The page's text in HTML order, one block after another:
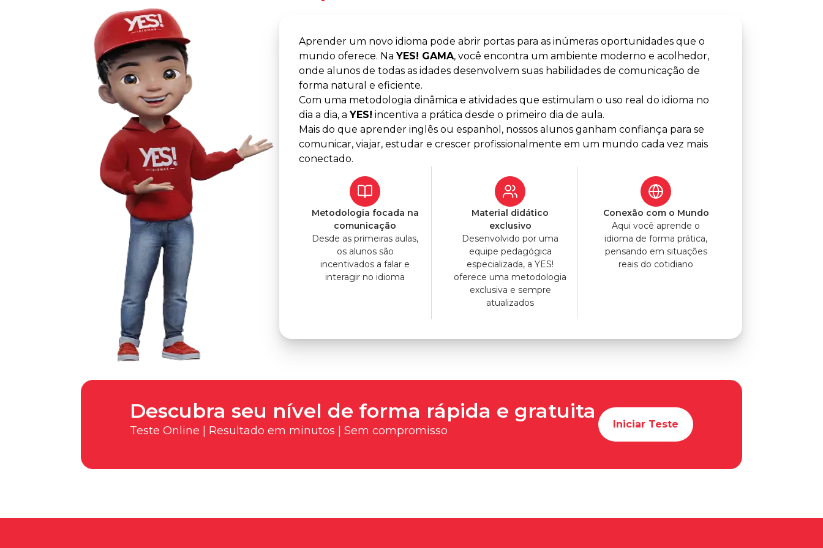
Aprender um novo idioma pode abrir portas para as inúmeras oportunidades que o
mundo oferece. NaYES! GAMA, você encontra um ambiente moderno e acolhedor,
onde alunos de todas as idades desenvolvem suas habilidades de comunicação de
forma natural e eficiente.
Com uma metodologia dinâmica e atividades que estimulam o uso real do idioma no
dia a dia, aYES! incentiva a prática desde o primeiro dia de aula.
Mais do que aprender inglês ou espanhol, nossos alunos ganham confiança para se
comunicar, viajar, estudar e crescer profissionalmente em um mundo cada vez mais
conectado.
Metodologia focada na
comunicação
Desde as primeiras aulas,
os alunos são
incentivados a falar e
interagir no idioma
Material didático
exclusivo
Desenvolvido por uma
equipe pedagógica
especializada, a YES!
oferece uma metodologia
exclusiva e sempre
atualizados
Conexão com o Mundo
Aqui você aprende o
idioma de forma prática,
pensando em situações
reais do cotidiano
Descubra seu nível de forma rápida e gratuita
Teste Online | Resultado em minutos | Sem compromisso Iniciar Teste